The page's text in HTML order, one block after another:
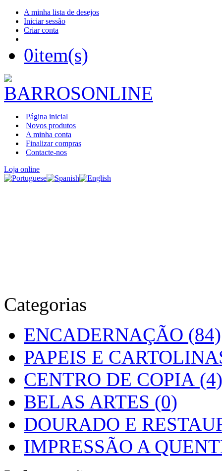
A minha lista de desejos
Iniciar sessão
Criar conta
0item(s)
Página inicial
Novos produtos
A minha conta
Finalizar compras
Contacte-nos
Loja online
Categorias
ENCADERNAÇÃO (84)
PAPEIS E
CENTRO DE COPIA (4)
BELAS ARTES (0)
DOURADO E
IMPRESSÃO A